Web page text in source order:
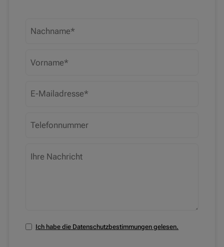
Ich habe die Datenschutzbestimmungen gelesen.